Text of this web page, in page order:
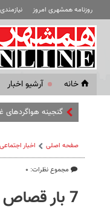
روزنامه همشهری امروز
خانه آرشیو اخبار
گنجینه هواگردهای
صفحه اصلی اخبار اجتماعی
مجموع نظرات: ۰
7 بار قصاص و 4 بار اعدام برای برادران ابلیس